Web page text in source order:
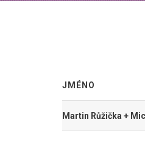
JMÉNO
Martin Růžička +